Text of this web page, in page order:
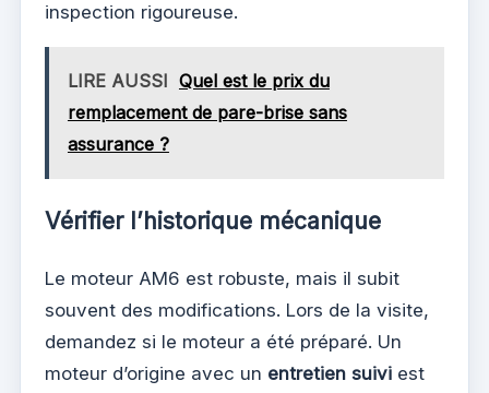
inspection rigoureuse.
LIRE AUSSI Quel est le prix du
remplacement de pare-brise sans
assurance ?
Vérifier l’historique mécanique
Le moteur AM6 est robuste, mais il subit
souvent des modifications. Lors de la visite,
demandez si le moteur a été préparé. Un
moteur d’origine avec un entretien suivi est